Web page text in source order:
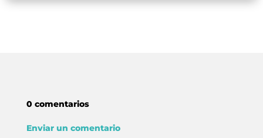
0 comentarios
Enviar un comentario